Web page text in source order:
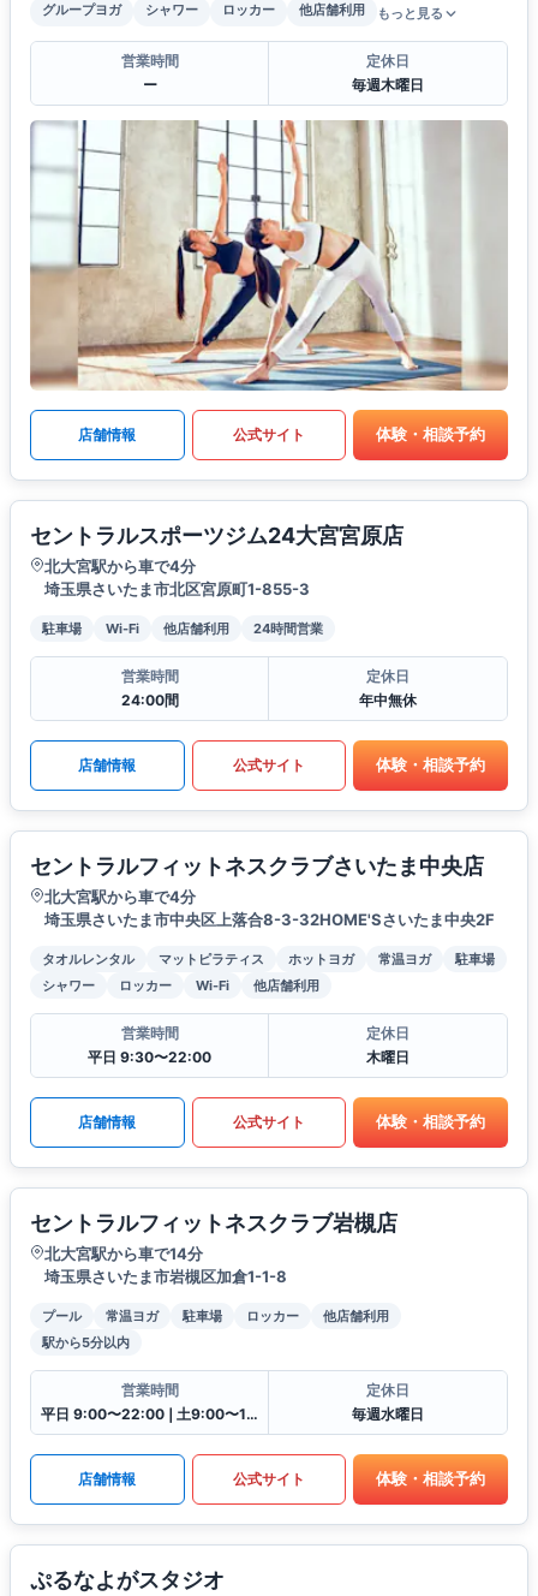
グループヨガ
シャワー ロッカー 他店舗利用 もっと見る
営業時間
ー
定休日
毎週木曜日
店舗情報 公式サイト 体験・相談予約
セントラルスポーツジム24大宮宮原店
北大宮駅から車で4分
埼玉県さいたま市北区宮原町1-855-3
駐車場 Wi-Fi 他店舗利用 24時間営業
営業時間
24:00間
定休日
年中無休
店舗情報 公式サイト 体験・相談予約
セントラルフィットネスクラブさいたま中央店
北大宮駅から車で4分
埼玉県さいたま市中央区上落合8-3-32HOME'Sさいたま中央2F
タオルレンタル マットピラティス ホットヨガ 常温ヨガ
駐車場
シャワー
ロッカー Wi-Fi 他店舗利用
営業時間
平日 9:30〜22:00
定休日
木曜日
店舗情報 公式サイト 体験・相談予約
セントラルフィットネスクラブ岩槻店
北大宮駅から車で14分
埼玉県さいたま市岩槻区加倉1-1-8
プール 常温ヨガ 駐車場 ロッカー
他店舗利用
駅から5分以内
営業時間
平日 9:00〜22:00❘土9:00〜19:00❘日9:00〜17:00❘祝9:00〜16:30
定休日
毎週水曜日
店舗情報 公式サイト 体験・相談予約
ぷるなよがスタジオ